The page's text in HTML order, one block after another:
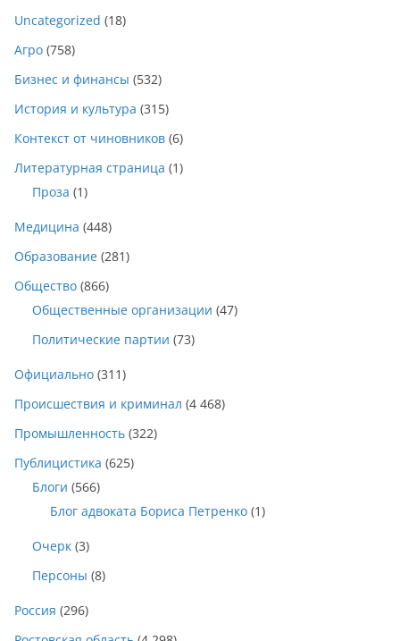
Uncategorized (18)
Агро (758)
Бизнес и финансы (532)
История и культура (315)
Контекст от чиновников (6)
Литературная страница (1)
Проза (1)
Медицина (448)
Образование (281)
Общество (866)
Общественные организации (47)
Политические партии (73)
Официально (311)
Происшествия и криминал (4 468)
Промышленность (322)
Публицистика (625)
Блоги (566)
Блог адвоката Бориса Петренко (1)
Очерк (3)
Персоны (8)
Россия (296)